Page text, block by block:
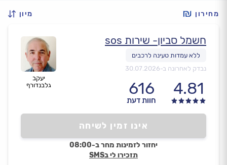
מחירון מיון
יעקב
גלבנדורף
חשמל סביון- שירות sos
נבדק לאחרונה ב-30.07.2026
4.81
616
חוות דעת
אינו זמין לשיחה
יחזור לזמינות מחר ב-08:00
תזכירו לי בSMS